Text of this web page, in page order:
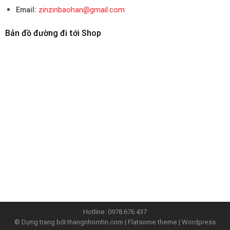
Email: zinzinbaohan@gmail.com
Bản đồ đường đi tới Shop
Hotline: 0978.676.437
© Dựng trang bởithangnhomhn.com | Flatsome theme | Wordpress